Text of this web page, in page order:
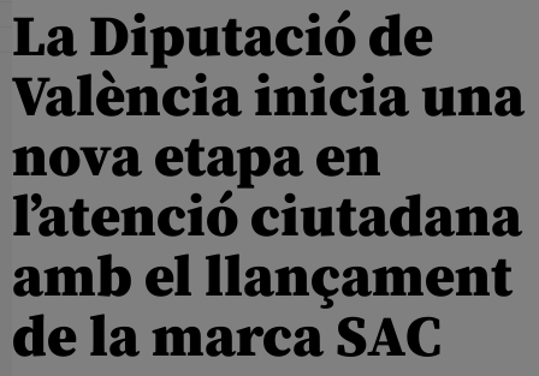
La Diputació de
València inicia una
nova etapa en
l’atenció ciutadana
amb el llançament
de la marca SAC